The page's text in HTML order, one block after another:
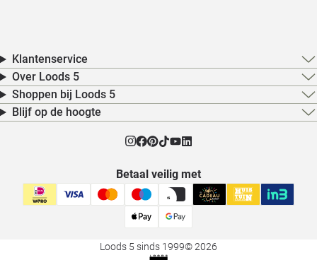
Klantenservice
Over Loods 5
Shoppen bij Loods 5
Blijf op de hoogte
Betaal veilig met
Loods 5 sinds 1999© 2026